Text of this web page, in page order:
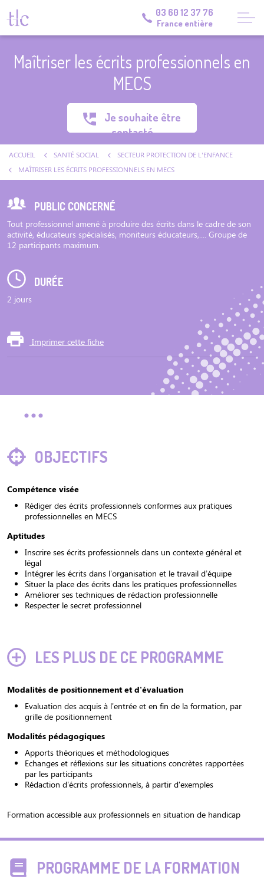
03 60 12 37 76
France entière
Maîtriser les écrits professionnels en
MECS
Je souhaite être
contacté
ACCUEIL SANTÉ SOCIAL
SECTEUR PROTECTION DE L'ENFANCE
MAÎTRISER LES ÉCRITS PROFESSIONNELS EN MECS
OBJECTIFS
Compétence visée
Rédiger des écrits professionnels conformes aux pratiques
professionnelles en MECS
Aptitudes
Inscrire ses écrits professionnels dans un contexte général et
légal
Intégrer les écrits dans l’organisation et le travail d’équipe
Situer la place des écrits dans les pratiques professionnelles
Améliorer ses techniques de rédaction professionnelle
Respecter le secret professionnel
LES PLUS DE CE PROGRAMME
Modalités de positionnement et d'évaluation
Evaluation des acquis à l'entrée et en fin de la formation, par
grille de positionnement
Modalités pédagogiques
Apports théoriques et méthodologiques
Echanges et réflexions sur les situations concrètes rapportées
par les participants
Rédaction d'écrits professionnels, à partir d'exemples
Formation accessible aux professionnels en situation de handicap
PUBLIC CONCERNÉ
Tout professionnel amené à produire des écrits dans le cadre de son
activité, éducateurs spécialisés, moniteurs éducateurs,.... Groupe de
12 participants maximum.
DURÉE
2 jours
Imprimer cette fiche
PROGRAMME DE LA FORMATION